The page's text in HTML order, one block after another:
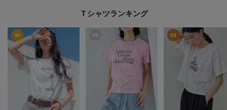
Ｔシャツランキング